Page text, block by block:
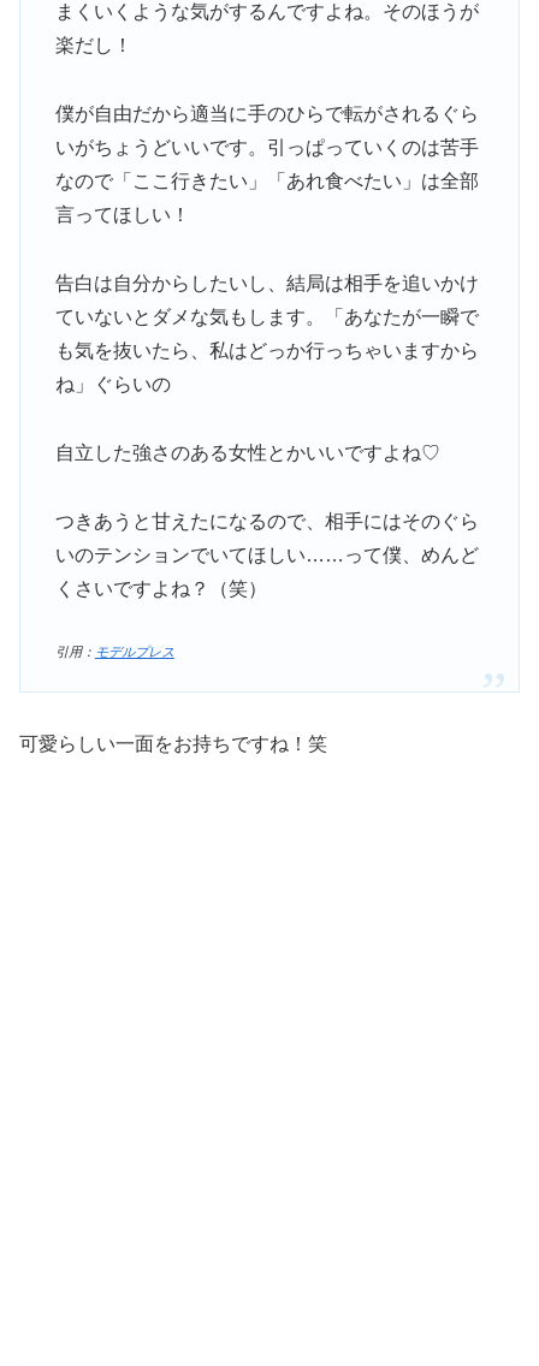
まくいくような気がするんですよね。そのほうが
楽だし！
僕が自由だから適当に手のひらで転がされるぐら
いがちょうどいいです。引っぱっていくのは苦手
なので「ここ行きたい」「あれ食べたい」は全部
言ってほしい！
告白は自分からしたいし、結局は相手を追いかけ
ていないとダメな気もします。「あなたが一瞬で
も気を抜いたら、私はどっか行っちゃいますから
ね」ぐらいの
自立した強さのある女性とかいいですよね♡
つきあうと甘えたになるので、相手にはそのぐら
いのテンションでいてほしい……って僕、めんど
くさいですよね？（笑）
引用： モデルプレス
可愛らしい一面をお持ちですね！笑